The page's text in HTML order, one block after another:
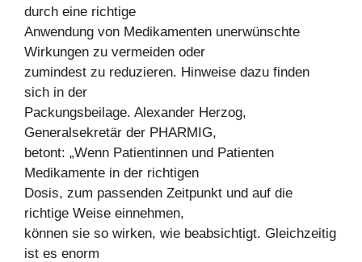
durch eine richtige
Anwendung von Medikamenten unerwünschte
Wirkungen zu vermeiden oder
zumindest zu reduzieren. Hinweise dazu finden
sich in der
Packungsbeilage. Alexander Herzog,
Generalsekretär der PHARMIG,
betont: „Wenn Patientinnen und Patienten
Medikamente in der richtigen
Dosis, zum passenden Zeitpunkt und auf die
richtige Weise einnehmen,
können sie so wirken, wie beabsichtigt. Gleichzeitig
ist es enorm